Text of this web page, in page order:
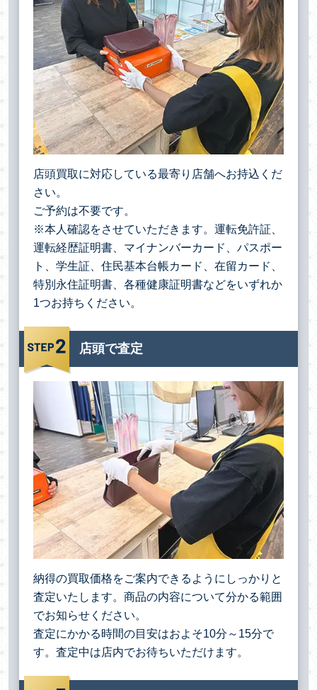
店頭買取に対応している最寄り店舗へお持込くだ
さい。
ご予約は不要です。
※本人確認をさせていただきます。運転免許証、
運転経歴証明書、マイナンバーカード、パスポー
ト、学生証、住民基本台帳カード、在留カード、
特別永住証明書、各種健康証明書などをいずれか
1つお持ちください。
店頭で査定
納得の買取価格をご案内できるようにしっかりと
査定いたします。商品の内容について分かる範囲
でお知らせください。
査定にかかる時間の目安はおよそ10分～15分で
す。査定中は店内でお待ちいただけます。